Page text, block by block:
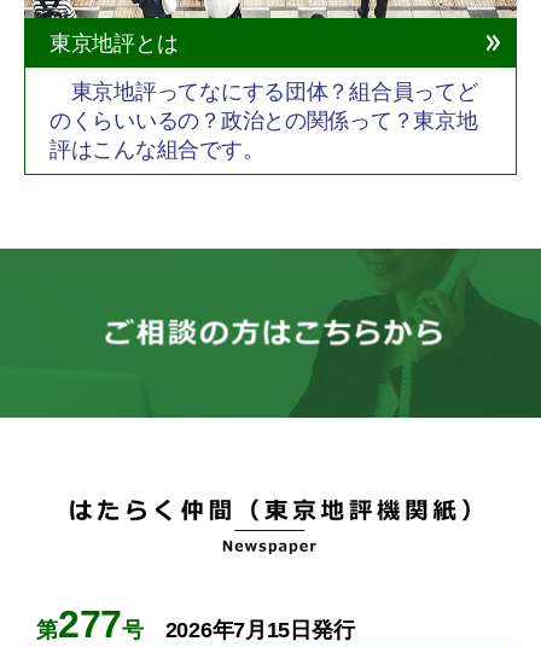
東京地評とは
東京地評ってなにする団体？組合員ってど
のくらいいるの？政治との関係って？東京地
評はこんな組合です。
第277号2026年7月15日発行